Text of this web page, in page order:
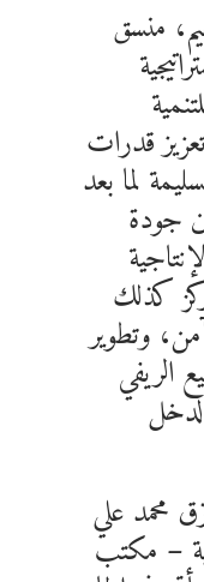
منسق
قدرات
لما بعد
جودة
كذلك
وتطوير
الريفي
محمد علي
– مكتب